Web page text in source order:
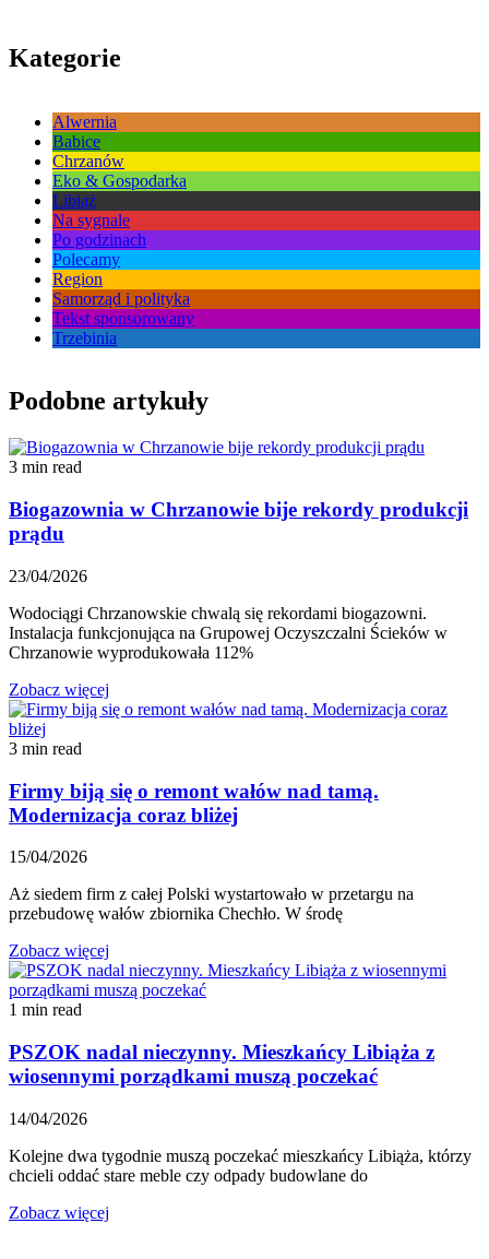
Kategorie
Alwernia
Babice
Chrzanów
Eko & Gospodarka
Libiąż
Na sygnale
Po godzinach
Polecamy
Region
Samorząd i polityka
Tekst sponsorowany
Trzebinia
Podobne artykuły
3 min read
Biogazownia w Chrzanowie bije rekordy produkcji
prądu
23/04/2026
Wodociągi Chrzanowskie chwalą się rekordami biogazowni.
Instalacja funkcjonująca na Grupowej Oczyszczalni Ścieków w
Chrzanowie wyprodukowała 112%
Zobacz więcej
3 min read
Firmy biją się o remont wałów nad tamą.
Modernizacja coraz bliżej
15/04/2026
Aż siedem firm z całej Polski wystartowało w przetargu na
przebudowę wałów zbiornika Chechło. W środę
Zobacz więcej
1 min read
PSZOK nadal nieczynny. Mieszkańcy Libiąża z
wiosennymi porządkami muszą poczekać
14/04/2026
Kolejne dwa tygodnie muszą poczekać mieszkańcy Libiąża, którzy
chcieli oddać stare meble czy odpady budowlane do
Zobacz więcej